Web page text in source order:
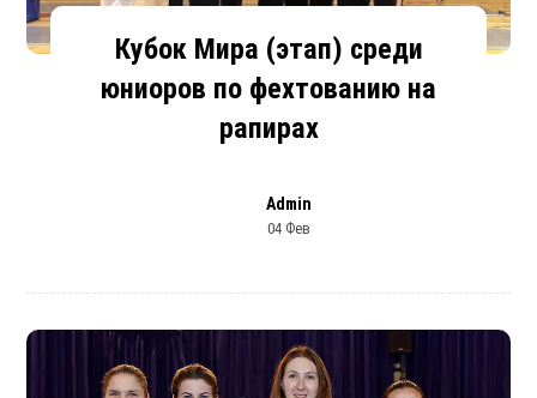
Кубок Мира (этап) среди
юниоров по фехтованию на
рапирах
Admin
04 Фев